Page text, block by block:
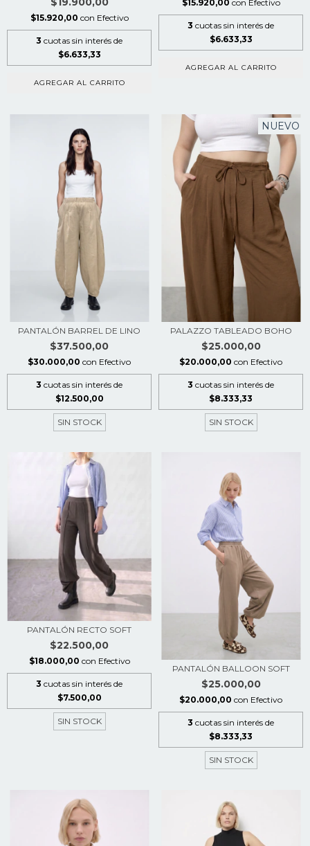
$15.920,00 con Efectivo
3 cuotas sin interés de
$6.633,33
AGREGAR AL CARRITO
$15.920,00 con Efectivo
3 cuotas sin interés de
$6.633,33
AGREGAR AL CARRITO
PANTALÓN BARREL DE LINO
$37.500,00
$30.000,00 con Efectivo
3 cuotas sin interés de
$12.500,00
SIN STOCK
NUEVO
PALAZZO TABLEADO BOHO
$25.000,00
$20.000,00 con Efectivo
3 cuotas sin interés de
$8.333,33
SIN STOCK
PANTALÓN RECTO SOFT
$22.500,00
$18.000,00 con Efectivo
3 cuotas sin interés de
$7.500,00
SIN STOCK
PANTALÓN BALLOON SOFT
$25.000,00
$20.000,00 con Efectivo
3 cuotas sin interés de
$8.333,33
SIN STOCK